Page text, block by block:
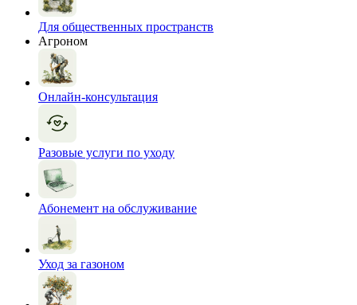
Для общественных пространств
Агроном
Онлайн-консультация
Разовые услуги по уходу
Абонемент на обслуживание
Уход за газоном